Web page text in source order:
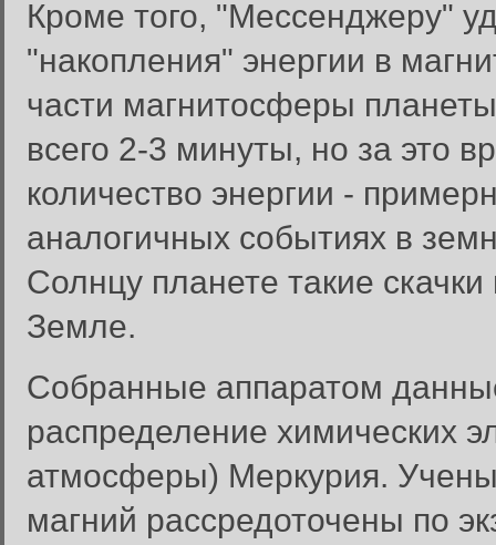
Кроме того, "Мессенджеру"
"накопления" энергии в
части магнитосферы
всего 2-3 минуты, но за это
количество энергии -
аналогичных событиях в
Солнцу планете такие
Земле.
Собранные аппаратом
распределение химических
атмосферы) Меркурия.
магний рассредоточены по